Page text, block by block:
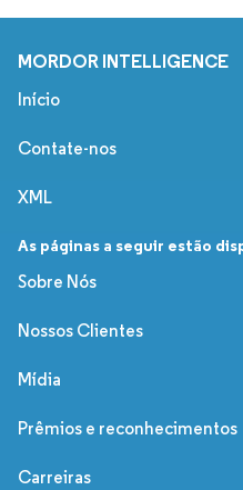
MORDOR INTELLIGENCE
Início
Contate-nos
XML
As páginas a seguir estão
Sobre Nós
Nossos Clientes
Mídia
Prêmios e reconhecimentos
Carreiras